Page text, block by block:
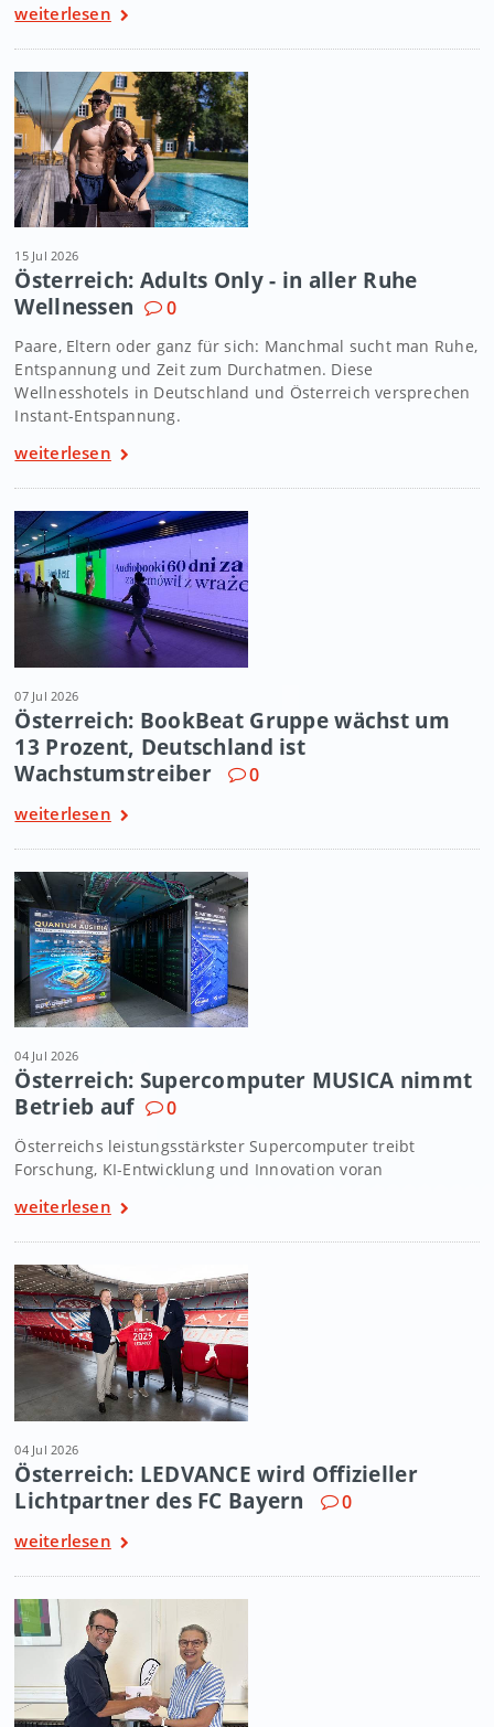
weiterlesen
15 Jul 2026
Österreich: Adults Only - in aller Ruhe
Wellnessen
0
Paare, Eltern oder ganz für sich: Manchmal sucht man Ruhe,
Entspannung und Zeit zum Durchatmen. Diese
Wellnesshotels in Deutschland und Österreich versprechen
Instant-Entspannung.
weiterlesen
07 Jul 2026
Österreich: BookBeat Gruppe wächst um
13 Prozent, Deutschland ist
Wachstumstreiber
0
weiterlesen
04 Jul 2026
Österreich: Supercomputer MUSICA nimmt
Betrieb auf
0
Österreichs leistungsstärkster Supercomputer treibt
Forschung, KI-Entwicklung und Innovation voran
weiterlesen
04 Jul 2026
Österreich: LEDVANCE wird Offizieller
Lichtpartner des FC Bayern
0
weiterlesen